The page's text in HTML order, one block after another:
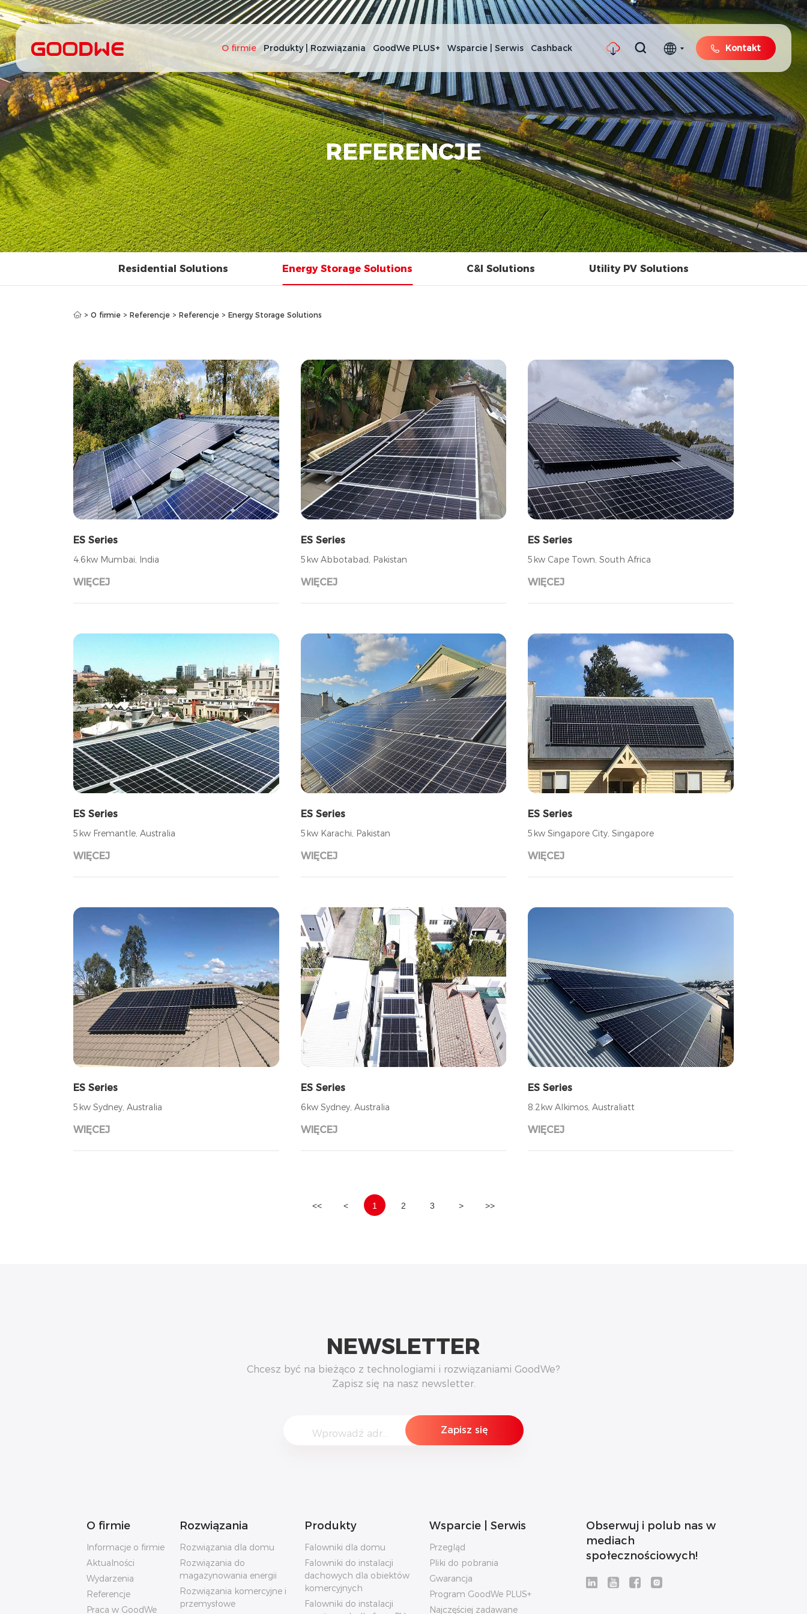
O firmie Produkty | Rozwiązania GoodWe PLUS+ Wsparcie | Serwis Cashback Kontakt
REFERENCJE
Residential Solutions Energy Storage Solutions C&I Solutions Utility PV Solutions
> O firmie > Referencje > Referencje > Energy Storage Solutions
ES Series
4.6kw Mumbai, India
WIĘCEJ
ES Series
5kw Abbotabad, Pakistan
WIĘCEJ
ES Series
5kw Cape Town, South Africa
WIĘCEJ
ES Series
5kw Fremantle, Australia
WIĘCEJ
ES Series
5kw Karachi, Pakistan
WIĘCEJ
ES Series
5kw Singapore City, Singapore
WIĘCEJ
ES Series
5kw Sydney, Australia
WIĘCEJ
ES Series
6kw Sydney, Australia
WIĘCEJ
ES Series
8.2kw Alkimos, Australiatt
WIĘCEJ
<< < 1 2 3 > >>
NEWSLETTER
Chcesz być na bieżąco z technologiami i rozwiązaniami GoodWe?
Zapisz się na nasz newsletter.
O firmie
Informacje o firmie
Aktualności
Wydarzenia
Referencje
Praca w GoodWe
Rozwiązania
Rozwiązania dla domu
Rozwiązania do
magazynowania energii
Rozwiązania komercyjne i
przemysłowe
Produkty
Falowniki dla domu
Falowniki do instalacji
dachowych dla obiektów
komercyjnych
Falowniki do instalacji
Wsparcie | Serwis
Przegląd
Pliki do pobrania
Gwarancja
Program GoodWe PLUS+
Najczęściej zadawane
Obserwuj i polub nas w
mediach
społecznościowych!